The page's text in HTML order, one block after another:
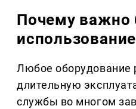
Почему важно
использование
Любое оборудование
длительную
службы во многом